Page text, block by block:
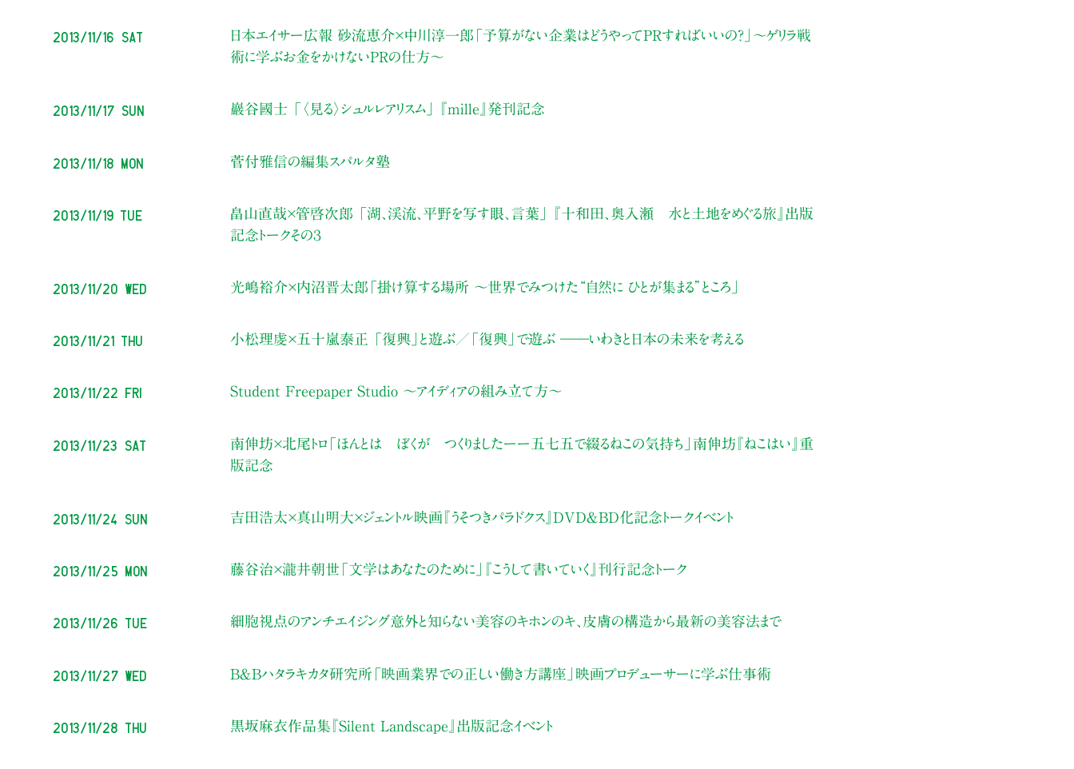
2013/11/28 Thu 黒坂麻衣作品集『Silent Landscape』出版記念イベント
2013/11/27 Wed B＆Bハタラキカタ研究所「映画業界での正しい働き方講座」映画プロデューサーに学ぶ仕事術
2013/11/26 Tue 細胞視点のアンチエイジング意外と知らない美容のキホンのキ、皮膚の構造から最新の美容法まで
2013/11/25 Mon 藤谷治×瀧井朝世「文学はあなたのために」『こうして書いていく』刊行記念トーク
2013/11/24 Sun 吉田浩太×真山明大×ジェントル映画『うそつきパラドクス』DVD＆BD化記念トークイベント
2013/11/23 Sat
南伸坊×北尾トロ「ほんとは ぼくが つくりましたーー五七五で綴るねこの気持ち」南伸坊『ねこはい』重
版記念
2013/11/22 Fri Student Freepaper Studio ～アイディアの組み立て方～
2013/11/21 Thu 小松理虔×五十嵐泰正 「復興」と遊ぶ／「復興」で遊ぶ ――いわきと日本の未来を考える
2013/11/20 Wed 光嶋裕介×内沼晋太郎「掛け算する場所 ～世界でみつけた“自然に ひとが集まる”ところ」
2013/11/19 Tue
畠山直哉×管啓次郎 「湖、渓流、平野を写す眼、言葉」 『十和田、奥入瀬 水と土地をめぐる旅』出版
記念トークその３
2013/11/18 Mon 菅付雅信の編集スパルタ塾
2013/11/17 Sun 巖谷國士 「〈見る〉シュルレアリスム」 『mille』発刊記念
2013/11/16 Sat
日本エイサー広報 砂流恵介×中川淳一郎「予算がない企業はどうやってPRすればいいの？」〜ゲリラ戦
術に学ぶお金をかけないPRの仕方〜